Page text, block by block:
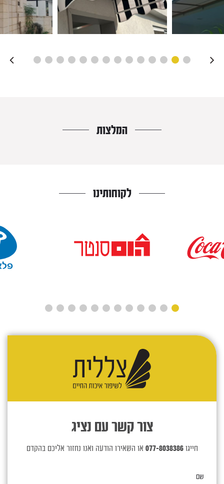
המלצות
לקוחותינו
צור קשר עם נציג
חייגו077-8038386 או השאירו הודעה ואנו נחזור אליכם בהקדם